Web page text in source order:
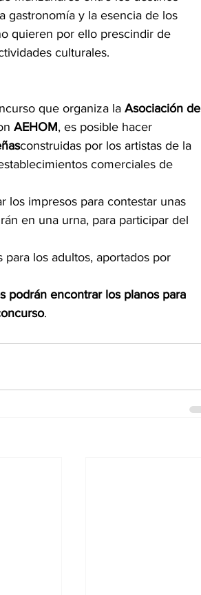
gastronomía y la esencia de los
quieren por ello prescindir de
culturales.
que organiza la Asociación de
AEHOM, es posible hacer
construidas por los artistas de la
comerciales de
los impresos para contestar unas
en una urna, para participar del
los adultos, aportados por
podrán encontrar los planos para
.